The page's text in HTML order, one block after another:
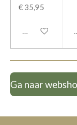
€ 35,95
In winkelwagen
Ga naar